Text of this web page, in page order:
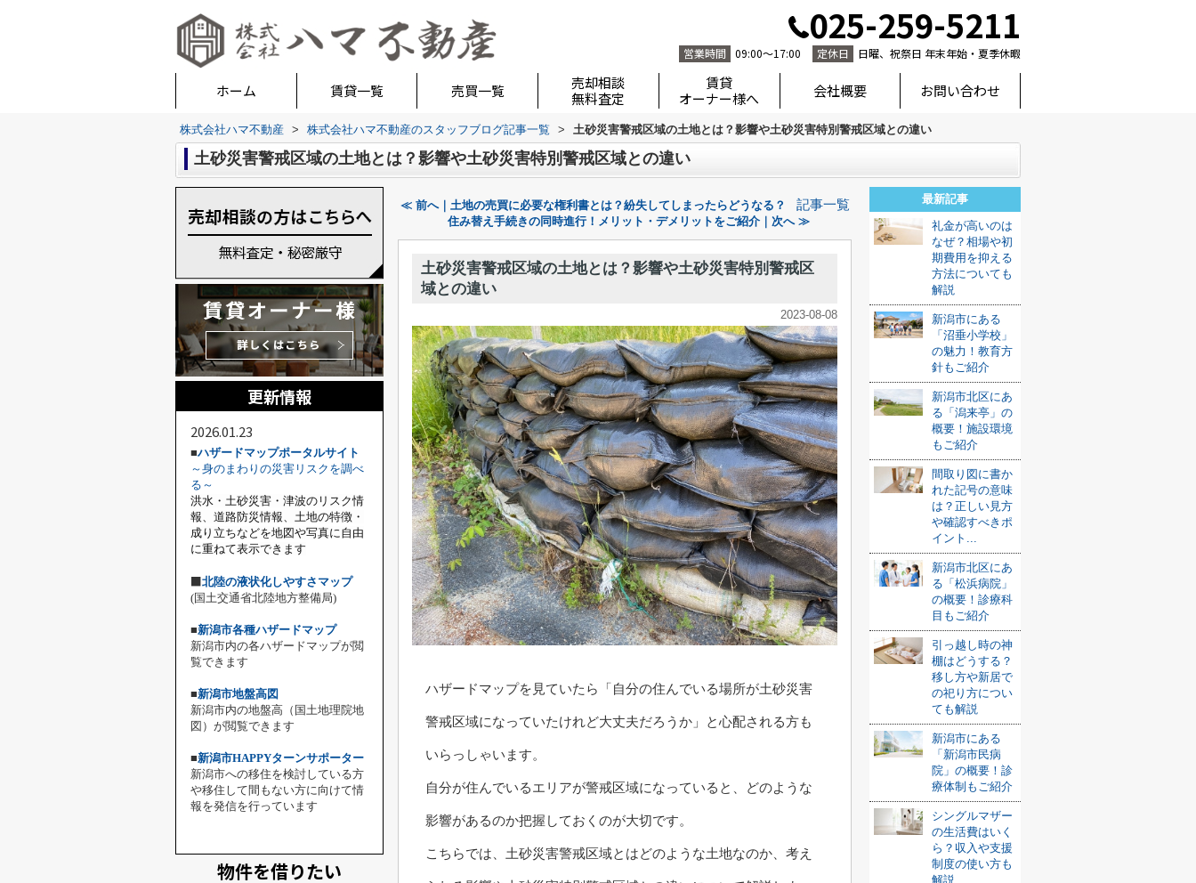
025-259-5211
営業時間 09:00～17:00 定休日 日曜、祝祭日 年末年始・夏季休暇
ホーム 賃貸一覧 売買一覧
売却相談
無料査定
賃貸
オーナー様へ
会社概要 お問い合わせ
株式会社ハマ不動産 > 株式会社ハマ不動産のスタッフブログ記事一覧 > 土砂災害警戒区域の土地とは？影響や土砂災害特別警戒区域との違い
土砂災害警戒区域の土地とは？影響や土砂災害特別警戒区域との違い
≪ 前へ｜土地の売買に必要な権利書とは？紛失してしまったらどうなる？ 記事一覧
住み替え手続きの同時進行！メリット・デメリットをご紹介｜次へ ≫
土砂災害警戒区域の土地とは？影響や土砂災害特別警戒区
域との違い
2023-08-08
ハザードマップを見ていたら「自分の住んでいる場所が土砂災害
警戒区域になっていたけれど大丈夫だろうか」と心配される方も
いらっしゃいます。
自分が住んでいるエリアが警戒区域になっていると、どのような
影響があるのか把握しておくのが大切です。
こちらでは、土砂災害警戒区域とはどのような土地なのか、考え
最新記事
礼金が高いのは
なぜ？相場や初
期費用を抑える
方法についても
解説
新潟市にある
「沼垂小学校」
の魅力！教育方
針もご紹介
新潟市北区にあ
る「潟来亭」の
概要！施設環境
もご紹介
間取り図に書か
れた記号の意味
は？正しい見方
や確認すべきポ
イント...
新潟市北区にあ
る「松浜病院」
の概要！診療科
目もご紹介
引っ越し時の神
棚はどうする？
移し方や新居で
の祀り方につい
ても解説
新潟市にある
「新潟市民病
院」の概要！診
療体制もご紹介
シングルマザー
の生活費はいく
ら？収入や支援
制度の使い方も
解説
更新情報
2026.01.23
■ハザードマップポータルサイト
～身のまわりの災害リスクを調べ
る～
洪水・土砂災害・津波のリスク情
報、道路防災情報、土地の特徴・
成り立ちなどを地図や写真に自由
に重ねて表示できます
■北陸の液状化しやすさマップ
(国土交通省北陸地方整備局)
■新潟市各種ハザードマップ
新潟市内の各ハザードマップが閲
覧できます
■新潟市地盤高図
新潟市内の地盤高（国土地理院地
図）が閲覧できます
■新潟市HAPPYターンサポーター
新潟市への移住を検討している方
や移住して間もない方に向けて情
報を発信を行っています
物件を借りたい